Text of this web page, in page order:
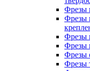
Фрезы
Фрезы
Фрезы
Фрезы
Фрезы
Фрезы